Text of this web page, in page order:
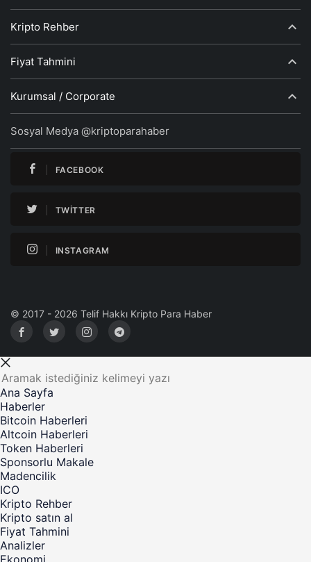
Kripto Rehber
Fiyat Tahmini
Kurumsal / Corporate
Sosyal Medya @kriptoparahaber
FACEBOOK
TWITTER
INSTAGRAM
© 2017 - 2026 Telif Hakkı Kripto Para Haber
Ana Sayfa
Haberler
Bitcoin Haberleri
Altcoin Haberleri
Token Haberleri
Sponsorlu Makale
Madencilik
ICO
Kripto Rehber
Kripto satın al
Fiyat Tahmini
Analizler